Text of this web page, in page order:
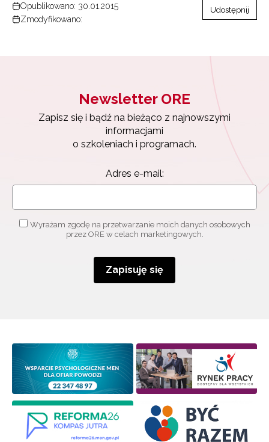
Opublikowano: 30.01.2015
Zmodyfikowano:
Udostępnij
Newsletter ORE
Zapisz się i bądź na bieżąco z najnowszymi
informacjami
o szkoleniach i programach.
Adres e-mail:
Wyrażam zgodę na przetwarzanie moich danych osobowych
przez ORE w celach marketingowych.
Zapisuję się